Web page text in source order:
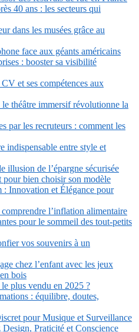
40 ans : les secteurs qui
dans les musées grâce au
face aux géants américains
: booster sa visibilité
et ses compétences aux
théâtre immersif révolutionne la
par les recruteurs : comment les
indispensable entre style et
de l’épargne sécurisée
bien choisir son modèle
Innovation et Élégance pour
comprendre l’inflation alimentaire
pour le sommeil des tout-petits
vos souvenirs à un
chez l’enfant avec les jeux
bois
plus vendu en 2025 ?
: équilibre, doutes,
pour Musique et Surveillance
Praticité et Conscience